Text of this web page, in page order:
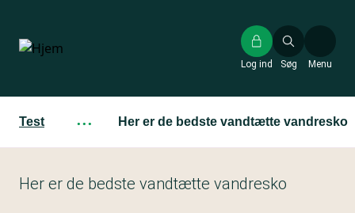
hovedindhold
Søg
Log ind Menu
Test ··· Her er de bedste vandtætte vandresko
Her er de bedste vandtætte vandresko